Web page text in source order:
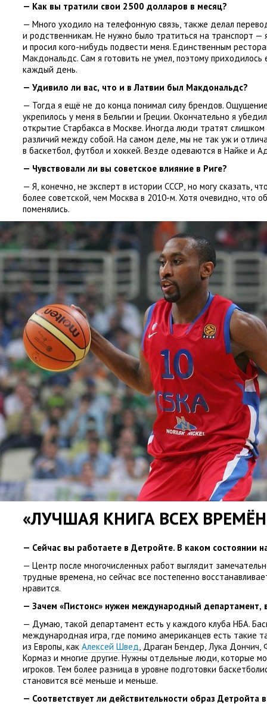
— Как вы тратили свои 2500 долларов в месяц?
— Много уходило на телефонную связь, также делал
и родственникам. Не нужно было тратиться на транспорт —
и просил кого-нибудь подвести меня. Единственным
Макдональдс. Сам я готовить не умел, поэтому приходилось
каждый день.
— Удивило ли вас, что и в Латвии был Макдональдс?
— Тогда я ещё не до конца понимал силу брендов.
укрепилось у меня в Бельгии и Греции. Окончательно я
открытие Старбакса в Москве. Иногда люди тратят слишком
различий между собой. На самом деле, мы не так уж и
в баскетбол, футбол и хоккей. Везде одеваются в Найке и
— Чувствовали ли вы советское влияние в Риге?
— Я, конечно, не эксперт в истории СССР, но могу сказать,
более советской, чем Москва в 2010-м. Хотя очевидно, что
поменялись.
«ЛУЧШАЯ КНИГА ВСЕХ
— Сейчас вы работаете в Детройте. В каком состоянии
— Центр после многочисленных работ выглядит
трудные времена, но сейчас все постепенно
нравится.
— Зачем «Пистонс» нужен международный департамент,
— Думаю, такой департамент есть у каждого клуба НБА.
международная игра, где помимо американцев есть такие
из Европы, как Алексей Швед, Драган Бендер, Лука Дончич,
Кормаз и многие другие. Нужны отдельные люди, которые
игроков. Тем более разница в уровне подготовки
становится всё меньше и меньше.
— Соответствует ли действительности образ Детройта